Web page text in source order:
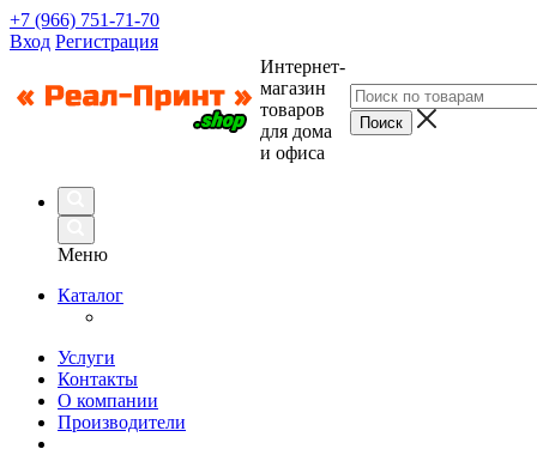
+7 (966) 751-71-70
Вход Регистрация
Интернет-
магазин
товаров
для дома
и офиса
Меню
Каталог
Услуги
Контакты
О компании
Производители